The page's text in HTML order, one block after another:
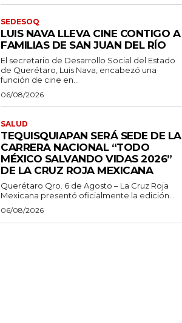
SEDESOQ
LUIS NAVA LLEVA CINE CONTIGO A
FAMILIAS DE SAN JUAN DEL RÍO
El secretario de Desarrollo Social del Estado
de Querétaro, Luis Nava, encabezó una
función de cine en...
06/08/2026
SALUD
TEQUISQUIAPAN SERÁ SEDE DE LA
CARRERA NACIONAL “TODO
MÉXICO SALVANDO VIDAS 2026”
DE LA CRUZ ROJA MEXICANA
Querétaro Qro. 6 de Agosto – La Cruz Roja
Mexicana presentó oficialmente la edición...
06/08/2026